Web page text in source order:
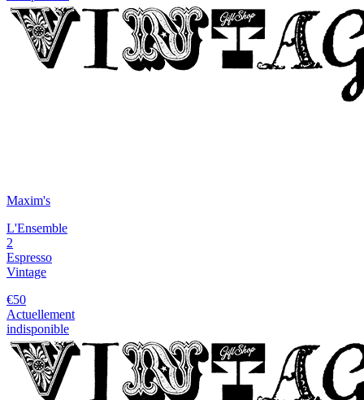
Maxim's
L'Ensemble
2
Espresso
Vintage
€50
Actuellement
indisponible